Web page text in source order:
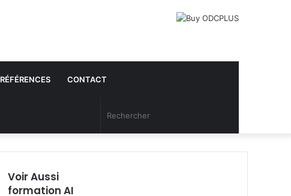
RÉFÉRENCES CONTACT
Article
Aléatoire
Voir Aussi
F
formation AI